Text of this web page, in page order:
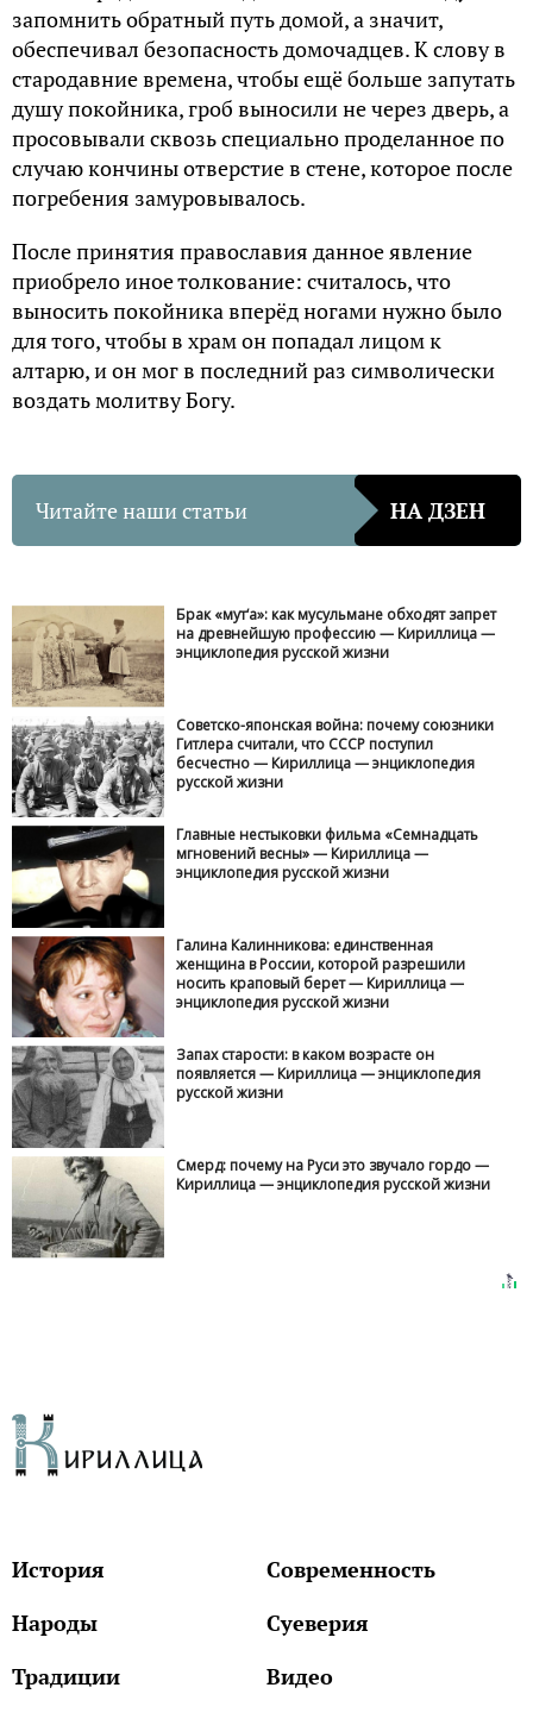
запомнить обратный путь домой, а значит,
обеспечивал безопасность домочадцев. К слову в
стародавние времена, чтобы ещё больше запутать
душу покойника, гроб выносили не через дверь, а
просовывали сквозь специально проделанное по
случаю кончины отверстие в стене, которое после
погребения замуровывалось.
После принятия православия данное явление
приобрело иное толкование: считалось, что
выносить покойника вперёд ногами нужно было
для того, чтобы в храм он попадал лицом к
алтарю, и он мог в последний раз символически
воздать молитву Богу.
Читайте наши статьи НА ДЗЕН
Брак «мут‘а»: как мусульмане обходят запрет
на древнейшую профессию — Кириллица —
энциклопедия русской жизни
Советско-японская война: почему союзники
Гитлера считали, что СССР поступил
бесчестно — Кириллица — энциклопедия
русской жизни
Главные нестыковки фильма «Семнадцать
мгновений весны» — Кириллица —
энциклопедия русской жизни
Галина Калинникова: единственная
женщина в России, которой разрешили
носить краповый берет — Кириллица —
энциклопедия русской жизни
Запах старости: в каком возрасте он
появляется — Кириллица — энциклопедия
русской жизни
Смерд: почему на Руси это звучало гордо —
Кириллица — энциклопедия русской жизни
История
Современность
Народы
Суеверия
Традиции
Видео